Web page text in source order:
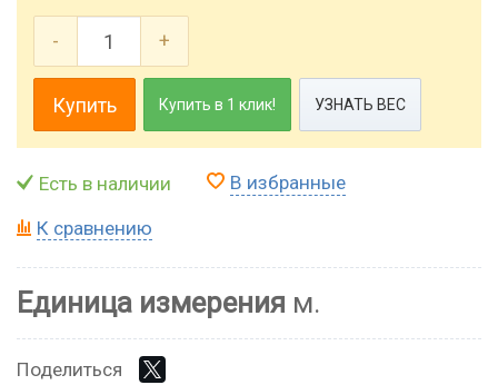
- +
Купить Купить в 1 клик! УЗНАТЬ ВЕС
Есть в наличии В избранные
К сравнению
Единица измерения м.
Поделиться